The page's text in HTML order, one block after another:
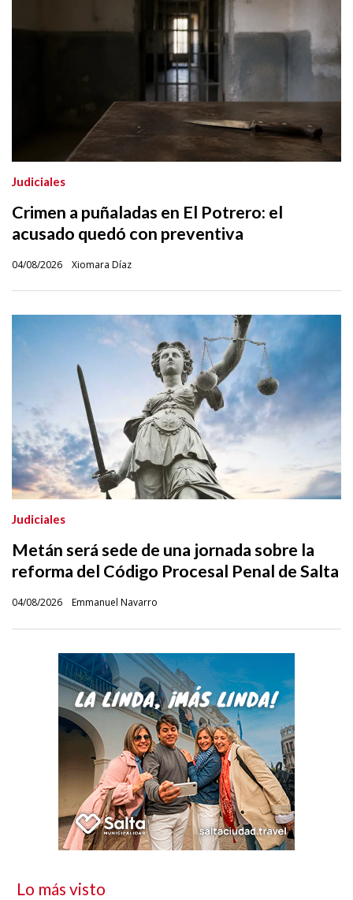
Crimen a puñaladas en El Potrero: el
acusado quedó con preventiva
Xiomara Díaz
Judiciales
04/08/2026
Metán será sede de una jornada sobre la
reforma del Código Procesal Penal de Salta
Emmanuel Navarro
Judiciales
04/08/2026
Lo más visto